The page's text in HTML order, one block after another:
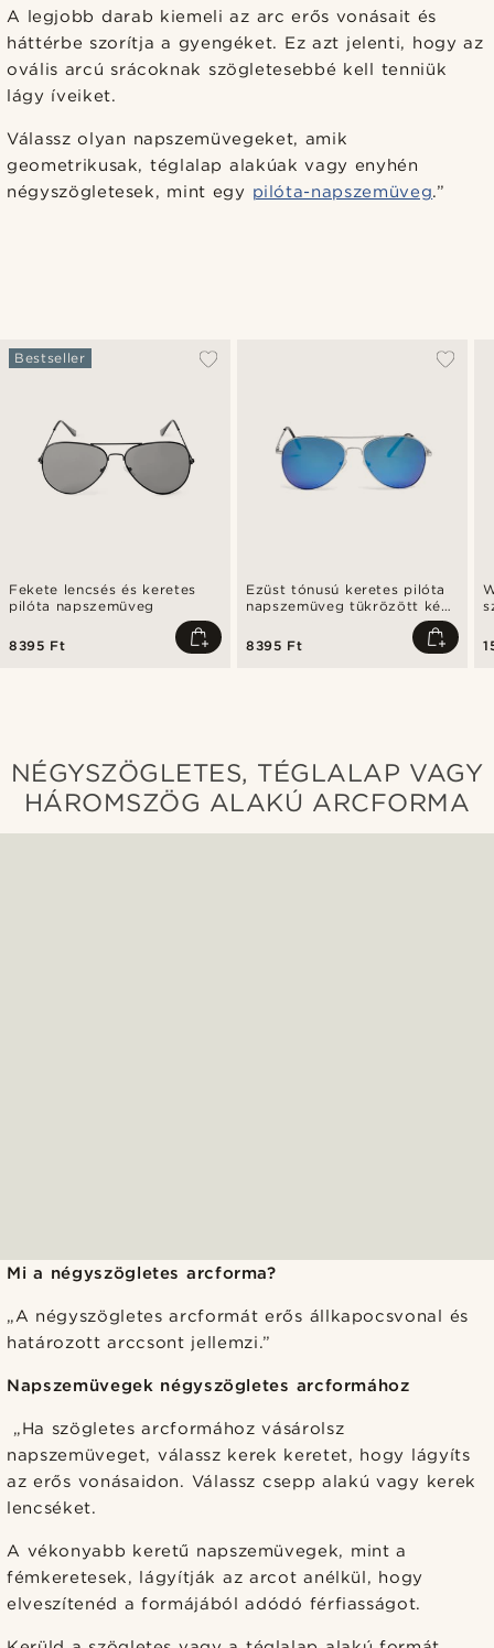
A legjobb darab kiemeli az arc erős vonásait és
háttérbe szorítja a gyengéket. Ez azt jelenti, hogy az
ovális arcú srácoknak szögletesebbé kell tenniük
lágy íveiket.
Válassz olyan napszemüvegeket, amik
geometrikusak, téglalap alakúak vagy enyhén
négyszögletesek, mint egy pilóta-napszemüveg.”
Fekete lencsés és keretes
pilóta napszemüveg
Bestseller
8395 Ft
Ezüst tónusú keretes pilóta
napszemüveg tükrözött kék
8395 Ft
NÉGYSZÖGLETES, TÉGLALAP VAGY
HÁROMSZÖG ALAKÚ ARCFORMA
Mi a négyszögletes arcforma?
„A négyszögletes arcformát erős állkapocsvonal és
határozott arccsont jellemzi.”
Napszemüvegek négyszögletes arcformához
„Ha szögletes arcformához vásárolsz
napszemüveget, válassz kerek keretet, hogy lágyíts
az erős vonásaidon. Válassz csepp alakú vagy kerek
lencséket.
A vékonyabb keretű napszemüvegek, mint a
fémkeretesek, lágyítják az arcot anélkül, hogy
elveszítenéd a formájából adódó férfiasságot.